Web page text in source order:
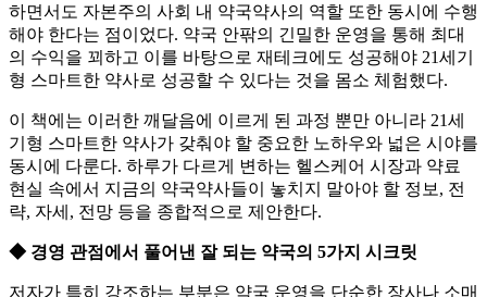
하면서도 자본주의 사회 내 약국약사의 역할 또한 동시에 수행
해야 한다는 점이었다. 약국 안팎의 긴밀한 운영을 통해 최대
의 수익을 꾀하고 이를 바탕으로 재테크에도 성공해야 21세기
형 스마트한 약사로 성공할 수 있다는 것을 몸소 체험했다.
이 책에는 이러한 깨달음에 이르게 된 과정 뿐만 아니라 21세
기형 스마트한 약사가 갖춰야 할 중요한 노하우와 넓은 시야를
동시에 다룬다. 하루가 다르게 변하는 헬스케어 시장과 약료
현실 속에서 지금의 약국약사들이 놓치지 말아야 할 정보, 전
략, 자세, 전망 등을 종합적으로 제안한다.
◆ 경영 관점에서 풀어낸 잘 되는 약국의 5가지 시크릿
저자가 특히 강조하는 부분은 약국 운영을 단순한 장사나 소매